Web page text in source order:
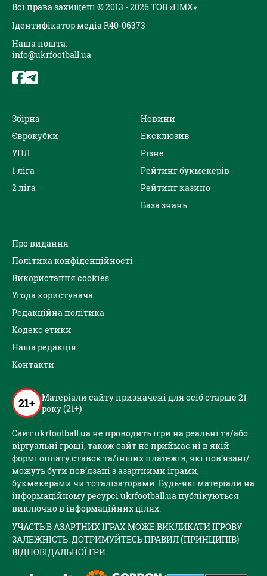
Всі права захищені © 2013 - 2026 ТОВ «ПМХ»
Ідентифікатор медіа R40-06373
Наша пошта:
info@ukrfootball.ua
Збірна
Єврокубки
УПЛ
1 ліга
2 ліга
Новини
Ексклюзив
Різне
Рейтинг букмекерів
Рейтинг казино
База знань
Про видання
Політика конфіденційності
Використання cookies
Угода користувача
Редакційна політика
Кодекс етики
Наша редакція
Контакти
21+ Матеріали сайту призначені для осіб старше 21
року (21+)
Сайт ukrfootball.ua не проводить ігри на реальні та/або
віртуальні гроші, також сайт не приймає ні в якій
формі оплату ставок та/інших платежів, які пов’язані/
можуть бути пов’язані з азартними іграми,
букмекерами чи тоталізаторами. Будь-які матеріали на
інформаційному ресурсі ukrfootball.ua публікуються
виключно в інформаційних цілях.
УЧАСТЬ В АЗАРТНИХ ІГРАХ МОЖЕ ВИКЛИКАТИ ІГРОВУ
ЗАЛЕЖНІСТЬ. ДОТРИМУЙТЕСЬ ПРАВИЛ (ПРИНЦИПІВ)
ВІДПОВІДАЛЬНОЇ ГРИ.